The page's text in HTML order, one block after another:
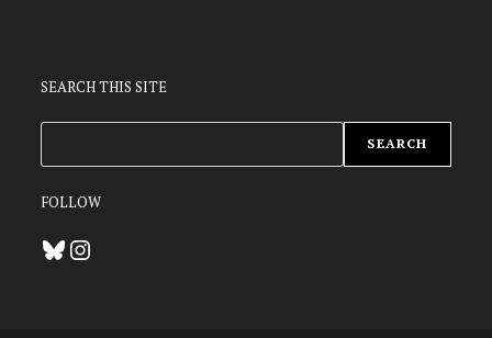
SEARCH THIS SITE
SEARCH
FOLLOW
BlueskyInstagram